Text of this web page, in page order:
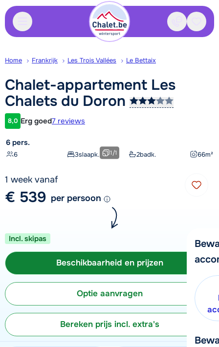
Contact
Home Frankrijk Les Trois Vallées Le Bettaix
Chalet-appartement Les
Chalets du Doron
Klantwaardering
8,0 Erg goed7 reviews
6 pers.
6 3slaapk. 2badk. 66m²
1/1
1 week vanaf
€ 539 per persoon
Incl. skipas
Beschikbaarheid en prijzen
Optie aanvragen
Bereken prijs incl. extra's